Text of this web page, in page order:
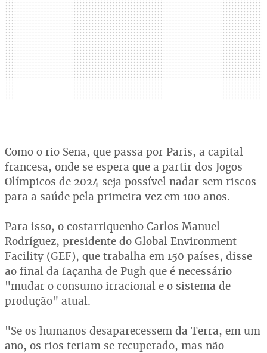
Como o rio Sena, que passa por Paris, a capital
francesa, onde se espera que a partir dos Jogos
Olímpicos de 2024 seja possível nadar sem riscos
para a saúde pela primeira vez em 100 anos.
Para isso, o costarriquenho Carlos Manuel
Rodríguez, presidente do Global Environment
Facility (GEF), que trabalha em 150 países, disse
ao final da façanha de Pugh que é necessário
"mudar o consumo irracional e o sistema de
produção" atual.
"Se os humanos desaparecessem da Terra, em um
ano, os rios teriam se recuperado, mas não